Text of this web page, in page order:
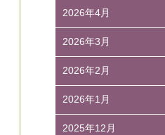
2026年4月
2026年3月
2026年2月
2026年1月
2025年12月